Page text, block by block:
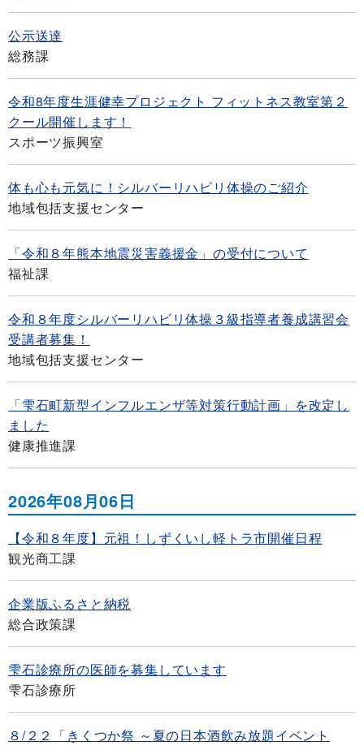
公示送達
総務課
令和8年度生涯健幸プロジェクト フィットネス教室第２
クール開催します！
スポーツ振興室
体も心も元気に！シルバーリハビリ体操のご紹介
地域包括支援センター
「令和８年熊本地震災害義援金」の受付について
福祉課
令和８年度シルバーリハビリ体操３級指導者養成講習会
受講者募集！
地域包括支援センター
「雫石町新型インフルエンザ等対策行動計画」を改定し
ました
健康推進課
2026年08月06日
【令和８年度】元祖！しずくいし軽トラ市開催日程
観光商工課
企業版ふるさと納税
総合政策課
雫石診療所の医師を募集しています
雫石診療所
８/２２「きくつか祭 ～夏の日本酒飲み放題イベント